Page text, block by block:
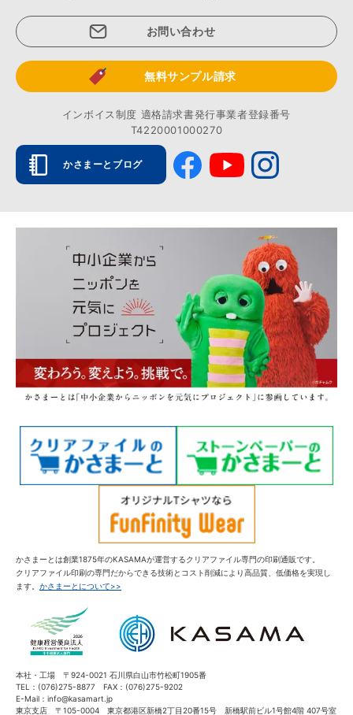
お問い合わせ
無料サンプル請求
インボイス制度 適格請求書発行事業者登録番号
T4220001000270
かさまーとブログ
かさまーとは創業1875年のKASAMAが運営するクリアファイル専門の印刷通販です。
クリアファイル印刷の専門だからできる技術とコスト削減により高品質、低価格を実現し
ます。 かさまーとについて>>
本社・工場 〒924-0021 石川県白山市竹松町1905番
TEL：(076)275-8877 FAX：(076)275-9202
E-Mail：info@kasamart.jp
東京支店 〒105-0004 東京都港区新橋2丁目20番15号 新橋駅前ビル1号館4階 407号室